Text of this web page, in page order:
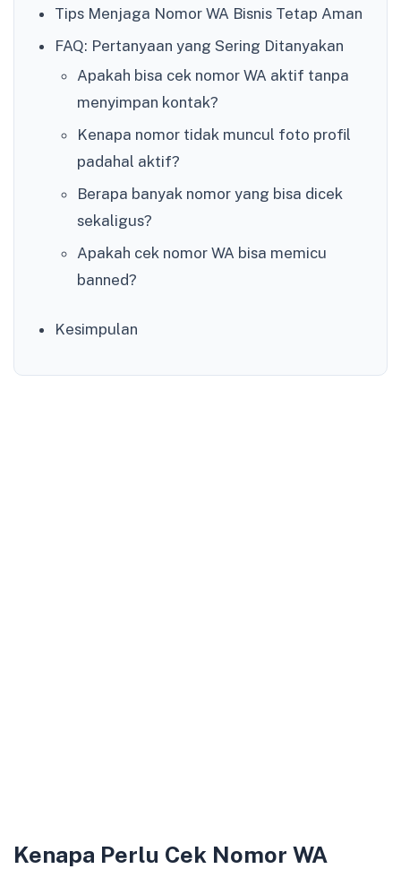
Tips Menjaga Nomor WA Bisnis Tetap Aman
FAQ: Pertanyaan yang Sering Ditanyakan
Apakah bisa cek nomor WA aktif tanpa
menyimpan kontak?
Kenapa nomor tidak muncul foto profil
padahal aktif?
Berapa banyak nomor yang bisa dicek
sekaligus?
Apakah cek nomor WA bisa memicu
banned?
Kesimpulan
Kenapa Perlu Cek Nomor WA